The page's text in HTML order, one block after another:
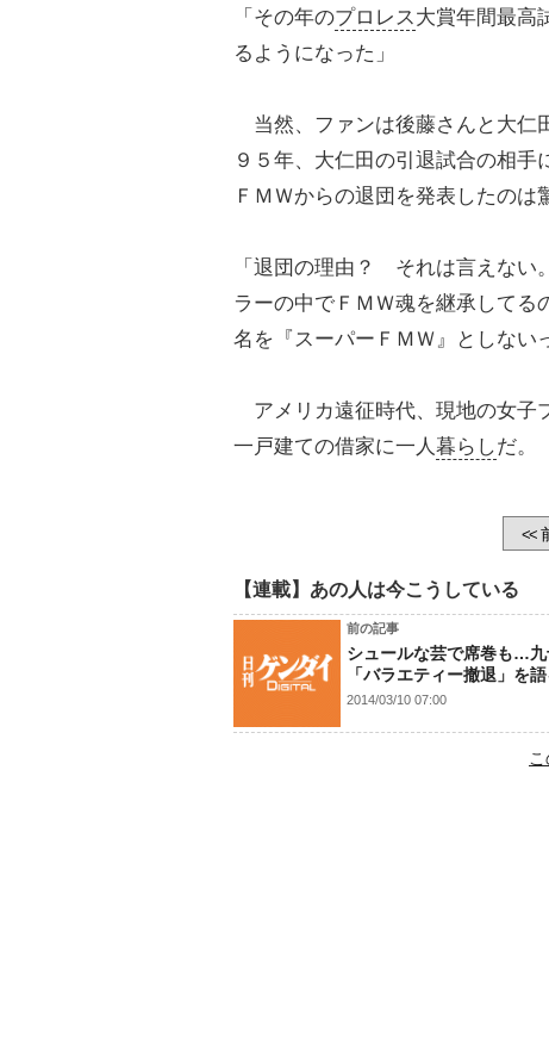
「その年のプロレス大賞年間最高
るようになった」
当然、ファンは後藤さんと大仁
９５年、大仁田の引退試合の相手
ＦＭＷからの退団を発表したのは
「退団の理由？ それは言えない
ラーの中でＦＭＷ魂を継承してる
名を『スーパーＦＭＷ』としない
アメリカ遠征時代、現地の女子
一戸建ての借家に一人暮らしだ。
<<
【連載】あの人は今こうしている
前の記事
シュールな芸で席巻も…
「バラエティー撤退」を
2014/03/10 07:00